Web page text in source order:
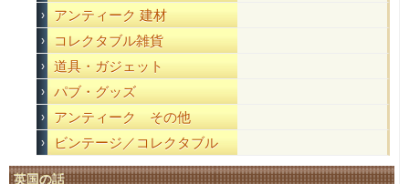
アンティーク 建材
コレクタブル雑貨
道具・ガジェット
パブ・グッズ
アンティーク その他
ビンテージ／コレクタブル
英国の話